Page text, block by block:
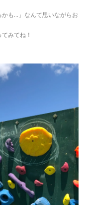
かも…」なんて思いながらお
みてね！